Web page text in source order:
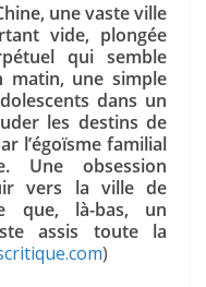
une vaste ville
vide, plongée
qui semble
matin, une simple
dans un
les destins de
l’égoïsme familial
Une obsession
vers la ville de
que, là-bas, un
assis toute la
)